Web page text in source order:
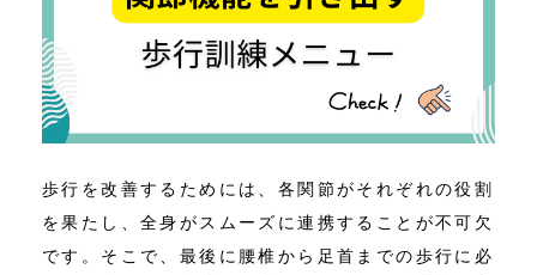
歩行を改善するためには、各関節がそれぞれの役割
を果たし、全身がスムーズに連携することが不可欠
です。そこで、最後に腰椎から足首までの歩行に必